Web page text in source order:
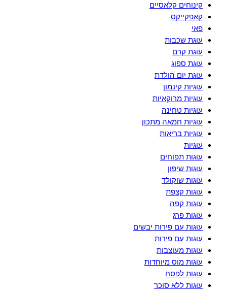
קינוחים קלאסיים
קאפקייקס
פאי
עוגת שכבות
עוגת קרם
עוגת ספוג
עוגת יום הולדת
עוגיות קינמון
עוגיות מרוקאיות
עוגיות טחינה
עוגיות חמאה מתכון
עוגיות בריאות
עוגיות
עוגות תפוחים
עוגות שיפון
עוגות שוקולד
עוגות קצפת
עוגות קפה
עוגות פרג
עוגות עם פירות יבשים
עוגות עם פירות
עוגות מעוצבות
עוגות מוס מיוחדות
עוגות לפסח
עוגות ללא סוכר